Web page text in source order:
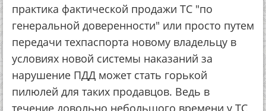
практика фактической продажи ТС "по
генеральной доверенности" или просто путем
передачи техпаспорта новому владельцу в
условиях новой системы наказаний за
нарушение ПДД может стать горькой
пилюлей для таких продавцов. Ведь в
течение довольно небольшого времени у ТС